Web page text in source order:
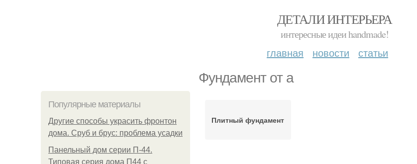
ДЕТАЛИ ИНТЕРЬЕРА
интересные идеи handmade!
главная новости статьи
Фундамент от а
Популярные материалы
Другие способы украсить фронтон
дома. Сруб и брус: проблема усадки
Панельный дом серии П-44.
Типовая серия дома П44 с
Плитный фундамент